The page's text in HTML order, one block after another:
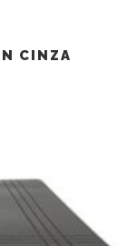
CINZA